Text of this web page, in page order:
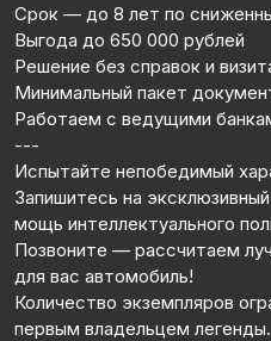
Срок — до 8 лет по
Выгода до 650 000 рублей
Решение без справок и
Минимальный пакет
Работаем с ведущими
---
Испытайте непобедимый
Запишитесь на
мощь интеллектуального
Позвоните — рассчитаем
для вас автомобиль!
Количество экземпляров
первым владельцем легенды.